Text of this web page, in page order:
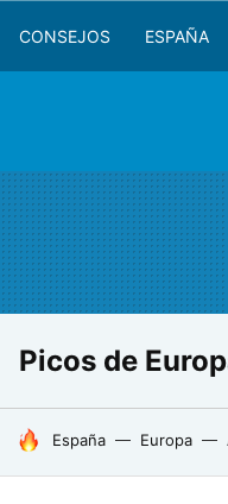
CONSEJOS ESPAÑA
Picos de
HOY SE HABLA DE
España Europa